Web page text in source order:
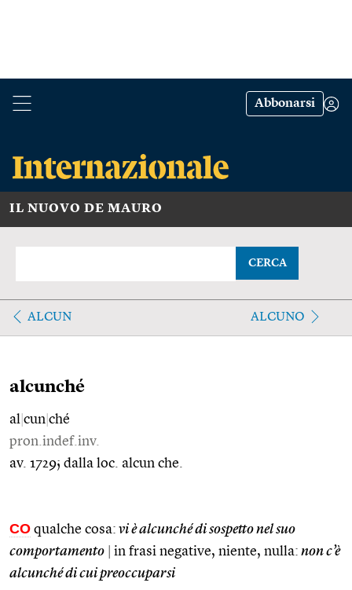
Abbonarsi
IL NUOVO DE MAURO
CERCA
ALCUN ALCUNO
alcunché
al cun ché
pron.indef.inv.
av. 1729; dalla loc. alcun che.
CO qualche cosa: vi è alcunché di sospetto nel suo
comportamento
in frasi negative, niente, nulla: non c’è
alcunché di cui preoccuparsi